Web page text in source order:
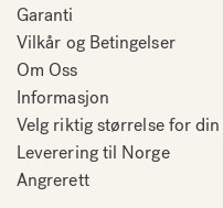
Garanti
Vilkår og Betingelser
Om Oss
Informasjon
Velg riktig størrelse for
Leverering til Norge
Angrerett